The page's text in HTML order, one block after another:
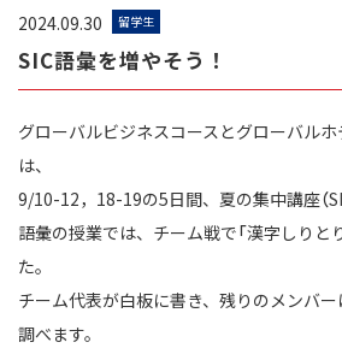
2024.09.30 留学生
SIC語彙を増やそう！
グローバルビジネスコースとグローバル
は、
9/10-12，18-19の5日間、夏の集中講座（
語彙の授業では、チーム戦で「漢字しりと
た。
チーム代表が白板に書き、残りのメンバ
調べます。